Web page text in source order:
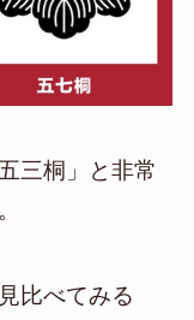
三桐」と非常
比べてみる